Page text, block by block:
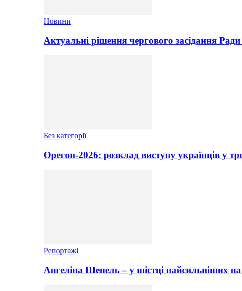
Новини
Актуальні рішення чергового засідання
Без категорії
Орегон-2026: розклад виступу українців у
Репортажі
Ангеліна Шепель – у шістці найсильніших на